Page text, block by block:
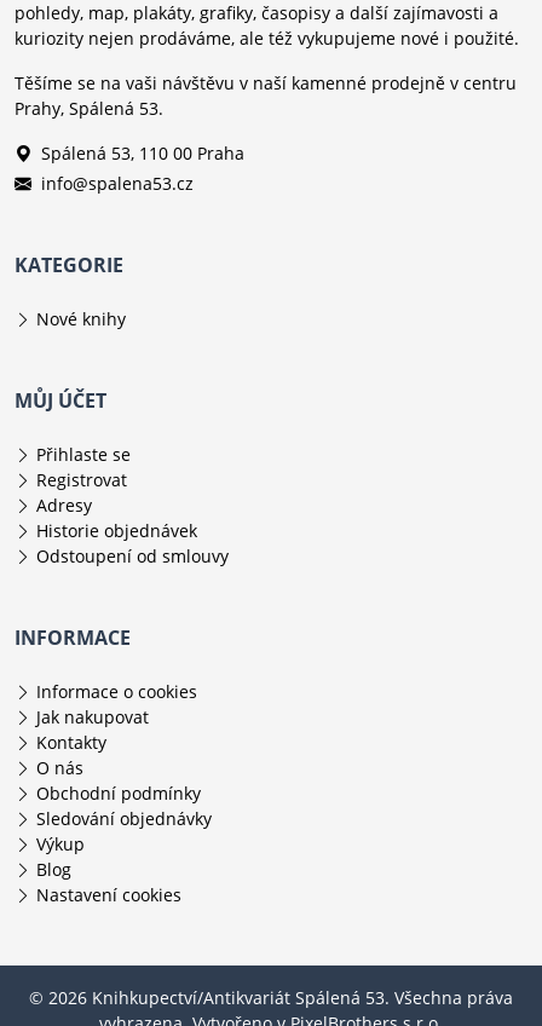
pohledy, map, plakáty, grafiky, časopisy a další zajímavosti a
kuriozity nejen prodáváme, ale též vykupujeme nové i použité.
Těšíme se na vaši návštěvu v naší kamenné prodejně v centru
Prahy, Spálená 53.
Spálená 53, 110 00 Praha
info@spalena53.cz
KATEGORIE
Nové knihy
MŮJ ÚČET
Přihlaste se
Registrovat
Adresy
Historie objednávek
Odstoupení od smlouvy
INFORMACE
Informace o cookies
Jak nakupovat
Kontakty
O nás
Obchodní podmínky
Sledování objednávky
Výkup
Blog
Nastavení cookies
© 2026 Knihkupectví/Antikvariát Spálená 53. Všechna práva